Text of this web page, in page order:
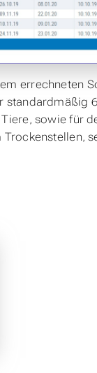
errechneten
standardmäßig
sowie für